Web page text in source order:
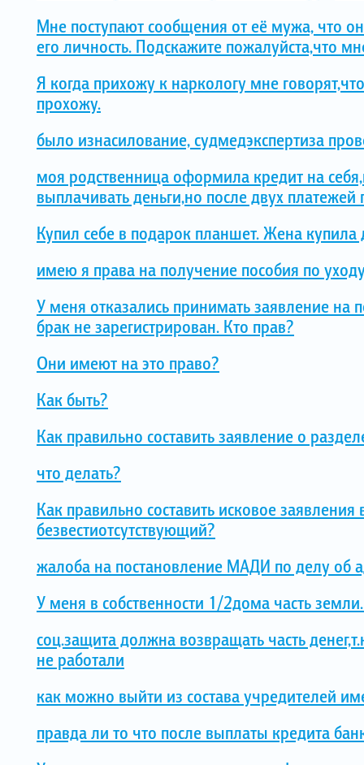
Мне поступают сообщения от её мужа, что
его личность. Подскажите пожалуйста,что
Я когда прихожу к наркологу мне
прохожу.
было изнасилование, судмедэкспертиза
моя родственница оформила кредит на
выплачивать деньги,но после двух платежей
Купил себе в подарок планшет. Жена
имею я права на получение пособия по
У меня отказались принимать заявление на
брак не зарегистрирован. Кто прав?
Они имеют на это право?
Как быть?
Как правильно составить заявление о
что делать?
Как правильно составить исковое
безвестиотсутствующий?
жалоба на постановление МАДИ по делу об
У меня в собственности 1/2дома часть
соц.защита должна возвращать часть
не работали
как можно выйти из состава учредителей
правда ли то что после выплаты кредита